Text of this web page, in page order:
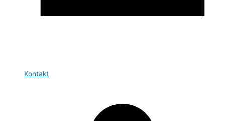
Kontakt